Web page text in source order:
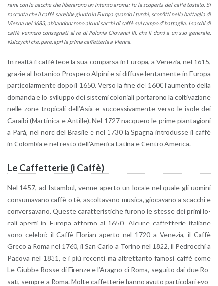
rami con le bac­che che li­be­ra­ro­no un in­ten­so aroma: fu la sco­per­ta del caffè to­sta­to. Si
rac­con­ta che il caffè sa­reb­be giun­to in Eu­ro­pa quan­doi tur­chi, scon­fit­ti nella bat­ta­glia di
Vien­na nel 1683, ab­ban­do­na­ro­no al­cu­ni sac­chi di caffè sul campo di bat­ta­glia. I sac­chi di
caffè ven­ne­ro con­se­gna­ti al re di Po­lo­nia Gio­van­ni III, che li donò a un suo ge­ne­ra­le,
Kulc­zyc­ki che, pare, aprì la prima caf­fet­te­ria a Vien­na.
In real­tà il caffè fece la sua com­par­sa in Eu­ro­pa, a Ve­ne­zia, nel 1615,
gra­zie al bo­ta­ni­co Pro­spe­ro Al­pi­ni e si dif­fu­se len­ta­men­te in Eu­ro­pa
par­ti­co­lar­men­te dopo il 1650. Verso la fine del 1600 l’au­men­to della
do­man­da e lo svi­lup­po dei si­ste­mi co­lo­nia­li por­ta­ro­no la col­ti­va­zio­ne
nelle zone tro­pi­ca­li del­l’A­sia e suc­ces­si­va­men­te verso le isole dei
Ca­rai­bi (Mar­ti­ni­ca e An­til­le). Nel 1727 nac­que­ro le prime pian­ta­gio­ni
a Parà, nel nord del Bra­si­le e nel 1730 la Spa­gna in­tro­dus­se il caffè
in Co­lom­bia e nel resto del­l’A­me­ri­ca La­ti­na e Cen­tro Ame­ri­ca.
Le Caf­fet­te­rie (i Caffè)
Nel 1457, ad Istam­bul, venne aper­to un lo­ca­le nel quale gli uo­mi­ni
con­su­ma­va­no caffè o tè, ascol­ta­va­no mu­si­ca, gio­ca­va­no a scac­chi e
con­ver­sa­va­no. Que­ste ca­rat­te­ri­sti­che fu­ro­no le stes­se dei primi lo­
ca­li aper­ti in Eu­ro­pa at­tor­no al 1650. Al­cu­ne caf­fet­te­rie ita­lia­ne
sono ce­le­bri: il Caffè Flo­rian aper­to nel 1720 a Ve­ne­zia, il Caffè
Greco a Roma nel 1760, il San Carlo a To­ri­no nel 1822, il Pe­droc­chi a
Pa­do­va nel 1831, e i più re­cen­ti ma al­tret­tan­to fa­mo­si caffè come
Le Giub­be Rosse di Fi­ren­ze e l’A­ra­gno di Roma, se­gui­to dai due Ro­
sa­ti, sem­pre a Roma. Molte caf­fet­te­rie hanno avuto par­ti­co­la­ri evo­